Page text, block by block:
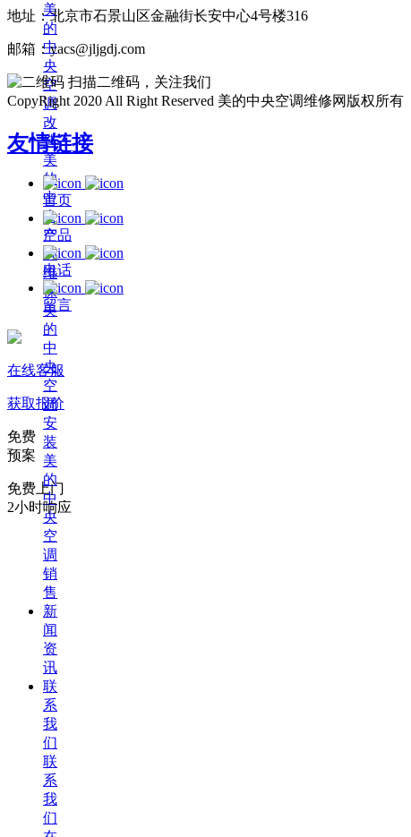
美
的
中
央
空
调
改
造
美
的
中
央
空
调
维
保
美
的
中
央
空
调
安
装
美
的
中
央
空
调
销
售
新
闻
资
讯
联
系
我
们
联
系
我
们
地址：北京市石景山区金融街长安中心4号楼316
邮箱：yacs@jljgdj.com
扫描二维码，关注我们
CopyRight 2020 All Right Reserved 美的中央空调维修网版权所有
友情链接
首页
产品
电话
留言
在线客服
获取报价
免费
预案
免费上门
2小时响应